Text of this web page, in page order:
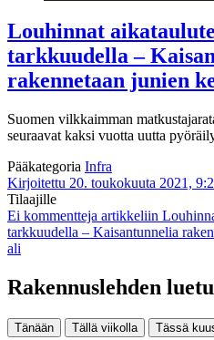
Louhinnat
tarkkuudella –
rakennetaan junien
Suomen vilkkaimman
seuraavat kaksi vuotta uutta
Pääkategoria Infra
Kirjoitettu 20. toukokuuta 2021,
Tilaajille
Ei kommentteja artikkeliin
tarkkuudella – Kaisantunnelia
ali
Rakennuslehden
Tänään Tällä viikolla Tässä